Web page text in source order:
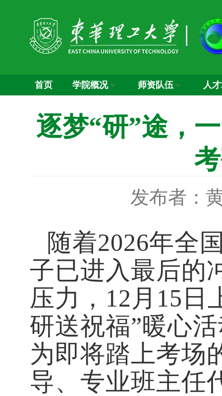
首页 学院概况 师资队伍 人
逐梦“研”途，
发布者：
随着2026年全
子已进入最后的
压力，12月15日
研送祝福”暖心
为即将踏上考场
导、专业班主任